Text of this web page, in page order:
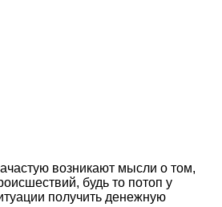
возникают мысли о том,
будь то потоп у
получить денежную